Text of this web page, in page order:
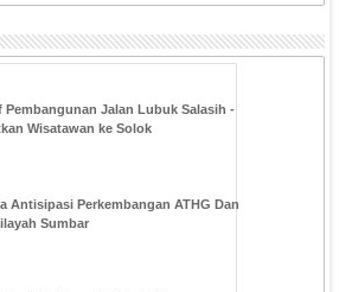
Pembangunan Jalan Lubuk Salasih -
Wisatawan ke Solok
Antisipasi Perkembangan ATHG Dan
Sumbar